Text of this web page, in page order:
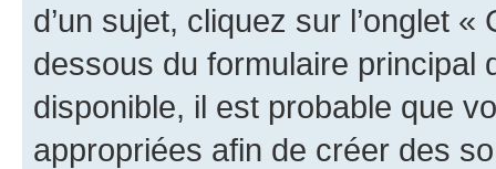
d’un sujet, cliquez sur l’onglet
dessous du formulaire principal
disponible, il est probable que
appropriées afin de créer des